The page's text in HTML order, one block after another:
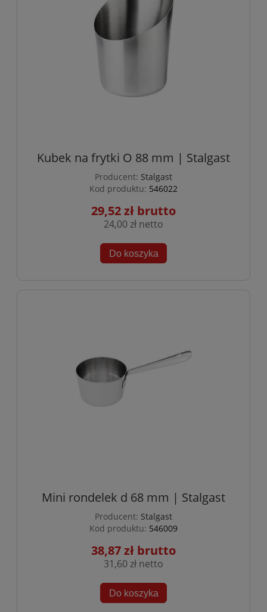
Kubek na frytki O 88 mm | Stalgast
Producent: Stalgast
Kod produktu: 546022
29,52 zł
24,00 zł
Do koszyka
Mini rondelek d 68 mm | Stalgast
Producent: Stalgast
Kod produktu: 546009
38,87 zł
31,60 zł
Do koszyka